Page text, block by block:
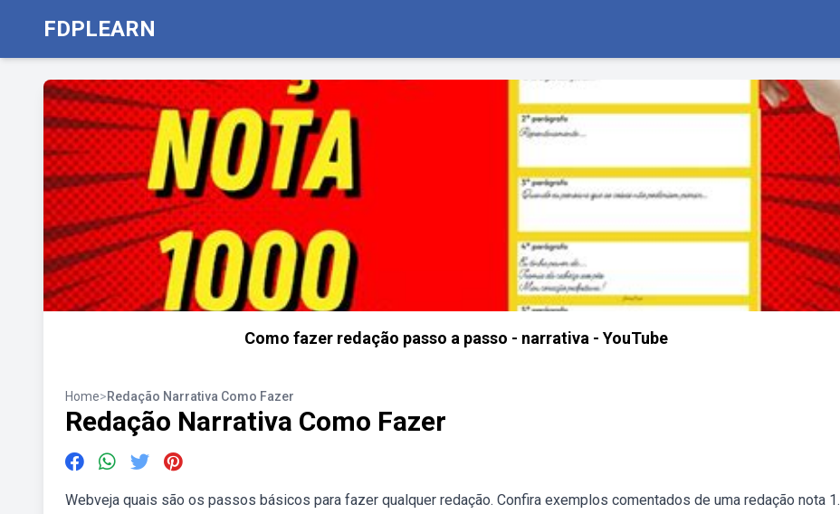
FDPLEARN
Como fazer redação passo a passo - narrativa - YouTube
Home>Redação Narrativa Como Fazer
Redação Narrativa Como Fazer
Webveja quais são os passos básicos para fazer qualquer redação. Confira exemplos comentados de uma redação nota 1.